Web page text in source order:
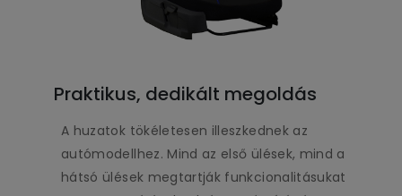
Praktikus, dedikált megoldás
A huzatok tökéletesen illeszkednek az
autómodellhez. Mind az első ülések, mind a
hátsó ülések megtartják funkcionalitásukat